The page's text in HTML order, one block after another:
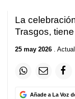
La
Trasgos,
25 may 2026 .
Añade a La Voz